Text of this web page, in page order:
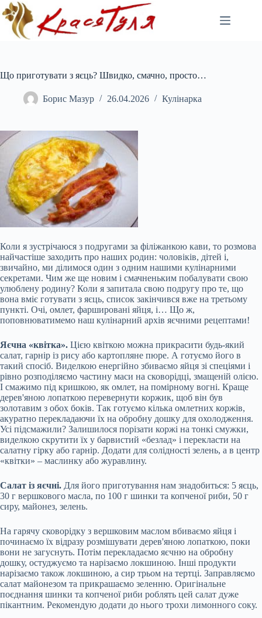
Перейти
до
вмісту
Що приготувати з яєць? Швидко, смачно, просто…
Борис Мазур 26.04.2026 Кулінарка
Коли я зустрічаюся з подругами за філіжанкою кави, то розмова
найчастіше заходить про наших родин: чоловіків, дітей і,
звичайно, ми ділимося один з одним нашими кулінарними
секретами. Чим же ще новим і смачненьким побалувати свою
улюблену родину? Коли я запитала свою подругу про те, що
вона вміє готувати з яєць, список закінчився вже на третьому
пункті. Очі, омлет, фаршировані яйця, і… Що ж,
поповнюватимемо наш кулінарний архів яєчними рецептами!
Яєчна «квітка». Цією квіткою можна прикрасити будь-який
салат, гарнір із рису або картопляне пюре. А готуємо його в
такий спосіб. Виделкою енергійно збиваємо яйця зі спеціями і
рівно розподіляємо частину маси на сковорідці, змащеній олією.
І смажимо під кришкою, як омлет, на помірному вогні. Краще
дерев'яною лопаткою перевернути коржик, щоб він був
золотавим з обох боків. Так готуємо кілька омлетних коржів,
акуратно перекладаючи їх на обробну дошку для охолодження.
Усі підсмажили? Залишилося порізати коржі на тонкі смужки,
виделкою скрутити їх у барвистий «безлад» і перекласти на
салатну гірку або гарнір. Додати для солідності зелень, а в центр
«квітки» – маслинку або журавлину.
Салат із яєчні. Для його приготування нам знадобиться: 5 яєць,
30 г вершкового масла, по 100 г шинки та копченої риби, 50 г
сиру, майонез, зелень.
На гарячу сковорідку з вершковим маслом вбиваємо яйця і
починаємо їх відразу розмішувати дерев'яною лопаткою, поки
вони не загуснуть. Потім перекладаємо яєчню на обробну
дошку, остуджуємо та нарізаємо локшиною. Інші продукти
нарізаємо також локшиною, а сир трьом на тертці. Заправляємо
салат майонезом та прикрашаємо зеленню. Оригінальне
поєднання шинки та копченої риби роблять цей салат дуже
пікантним. Рекомендую додати до нього трохи лимонного соку.